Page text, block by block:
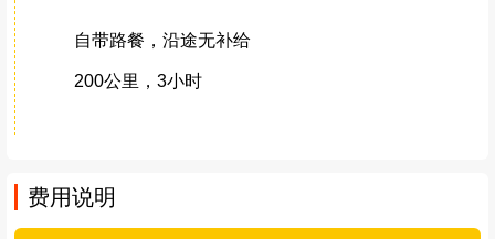
自带路餐，沿途无补给
200公里，3小时
费用说明